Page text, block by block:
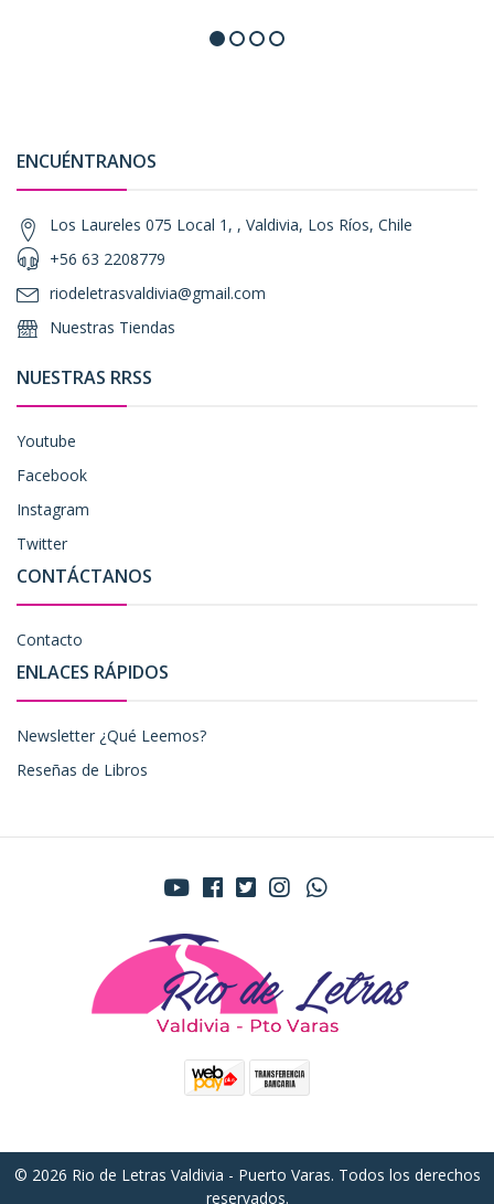
ENCUÉNTRANOS
Los Laureles 075 Local 1, , Valdivia, Los Ríos, Chile
+56 63 2208779
riodeletrasvaldivia@gmail.com
Nuestras Tiendas
NUESTRAS RRSS
Youtube
Facebook
Instagram
Twitter
CONTÁCTANOS
Contacto
ENLACES RÁPIDOS
Newsletter ¿Qué Leemos?
Reseñas de Libros
© 2026 Rio de Letras Valdivia - Puerto Varas. Todos los derechos
reservados.